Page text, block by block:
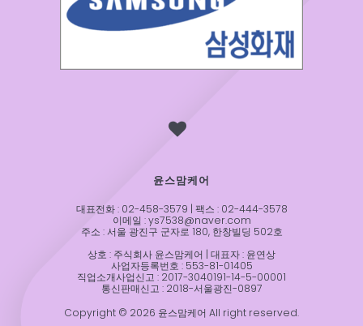
윤스맘케어
대표전화 : 02-458-3579 | 팩스 : 02-444-3578
이메일 : ys7538@naver.com
주소 : 서울 광진구 군자로 180, 한창빌딩 502호
상호 : 주식회사 윤스맘케어 | 대표자 : 윤연상
사업자등록번호 : 553-81-01405
직업소개사업신고 : 2017-3040191-14-5-00001
통신판매신고 : 2018-서울광진-0897
Copyright © 2026 윤스맘케어 All right reserved.